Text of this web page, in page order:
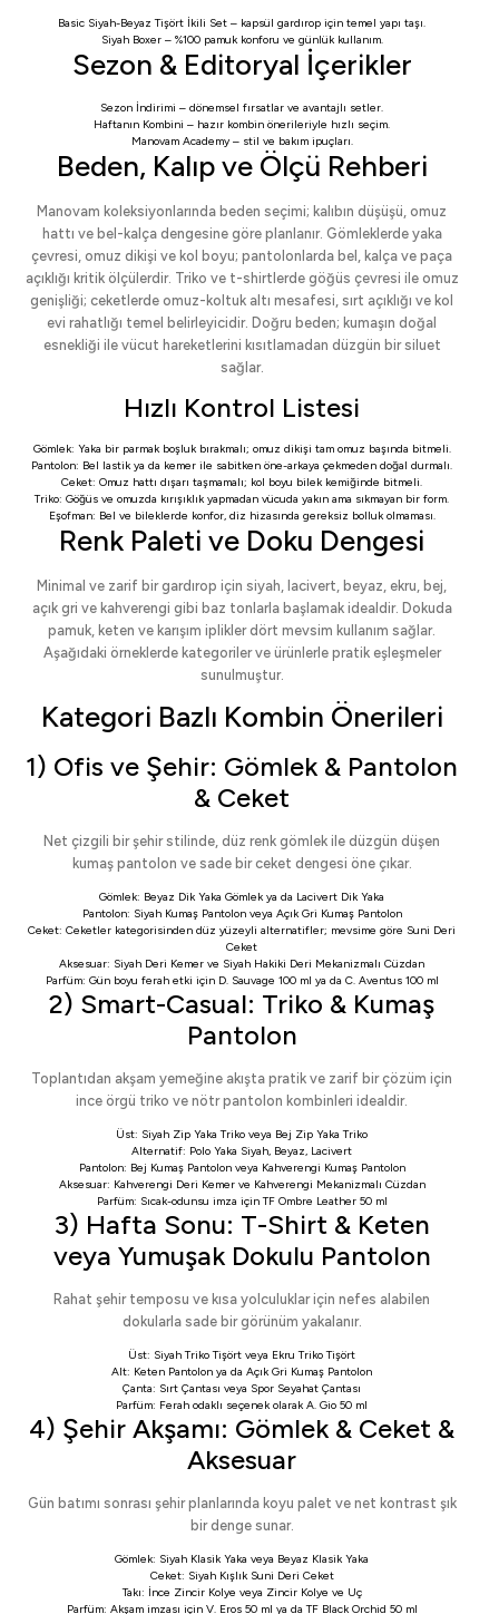
Basic Siyah-Beyaz Tişört İkili Set – kapsül gardırop için temel yapı taşı.
Siyah Boxer– %100 pamuk konforu ve günlük kullanım.
Sezon & Editoryal İçerikler
Sezon İndirimi – dönemsel fırsatlar ve avantajlı setler.
Haftanın Kombini – hazır kombin önerileriyle hızlı seçim.
Manovam Academy– stil ve bakım ipuçları.
Beden, Kalıp ve Ölçü Rehberi
Manovam koleksiyonlarında beden seçimi; kalıbın düşüşü, omuz
hattı ve bel-kalça dengesine göre planlanır. Gömleklerde yaka
çevresi, omuz dikişi ve kol boyu; pantolonlarda bel, kalça ve paça
açıklığı kritik ölçülerdir. Triko ve t-shirtlerde göğüs çevresi ile omuz
genişliği; ceketlerde omuz-koltuk altı mesafesi, sırt açıklığı ve kol
evi rahatlığı temel belirleyicidir. Doğru beden; kumaşın doğal
esnekliği ile vücut hareketlerini kısıtlamadan düzgün bir siluet
sağlar.
Hızlı Kontrol Listesi
Gömlek: Yaka bir parmak boşluk bırakmalı; omuz dikişi tam omuz başında bitmeli.
Pantolon: Bel lastik ya da kemer ile sabitken öne-arkaya çekmeden doğal durmalı.
Ceket: Omuz hattı dışarı taşmamalı; kol boyu bilek kemiğinde bitmeli.
Triko: Göğüs ve omuzda kırışıklık yapmadan vücuda yakın ama sıkmayan bir form.
Eşofman: Bel ve bileklerde konfor, diz hizasında gereksiz bolluk olmaması.
Renk Paleti ve Doku Dengesi
Minimal ve zarif bir gardırop için siyah, lacivert, beyaz, ekru, bej,
açık gri ve kahverengi gibi baz tonlarla başlamak idealdir. Dokuda
pamuk, keten ve karışım iplikler dört mevsim kullanım sağlar.
Aşağıdaki örneklerde kategoriler ve ürünlerle pratik eşleşmeler
sunulmuştur.
Kategori Bazlı Kombin Önerileri
1) Ofis ve Şehir: Gömlek & Pantolon
& Ceket
Net çizgili bir şehir stilinde, düz renk gömlek ile düzgün düşen
kumaş pantolon ve sade bir ceket dengesi öne çıkar.
Gömlek: Beyaz Dik Yaka Gömlek ya da Lacivert Dik Yaka
Pantolon: Siyah Kumaş Pantolonveya Açık Gri Kumaş Pantolon
Ceket: Ceketler kategorisinden düz yüzeyli alternatifler; mevsime göre Suni Deri
Ceket
Aksesuar: Siyah Deri Kemer ve Siyah Hakiki Deri Mekanizmalı Cüzdan
Parfüm: Gün boyu ferah etki için D. Sauvage 100 ml ya da C. Aventus 100 ml
2) Smart-Casual: Triko & Kumaş
Pantolon
Toplantıdan akşam yemeğine akışta pratik ve zarif bir çözüm için
ince örgü triko ve nötr pantolon kombinleri idealdir.
Üst: Siyah Zip Yaka Triko veya Bej Zip Yaka Triko
Alternatif: Polo Yaka Siyah, Beyaz, Lacivert
Pantolon: Bej Kumaş Pantolonveya Kahverengi Kumaş Pantolon
Aksesuar: Kahverengi Deri Kemerve Kahverengi Mekanizmalı Cüzdan
Parfüm: Sıcak-odunsu imza içinTF Ombre Leather 50 ml
3) Hafta Sonu: T-Shirt & Keten
veya Yumuşak Dokulu Pantolon
Rahat şehir temposu ve kısa yolculuklar için nefes alabilen
dokularla sade bir görünüm yakalanır.
Üst: Siyah Triko Tişört veya Ekru Triko Tişört
Alt: Keten Pantolon ya da Açık Gri Kumaş Pantolon
Çanta: Sırt Çantası veya Spor Seyahat Çantası
Parfüm: Ferah odaklı seçenek olarak A. Gio 50 ml
4) Şehir Akşamı: Gömlek & Ceket &
Aksesuar
Gün batımı sonrası şehir planlarında koyu palet ve net kontrast şık
bir denge sunar.
Gömlek: Siyah Klasik Yaka veya Beyaz Klasik Yaka
Ceket: Siyah Kışlık Suni Deri Ceket
Takı: İnce Zincir Kolye veya Zincir Kolye ve Uç
Parfüm: Akşam imzası için V. Eros 50 ml ya daTF Black Orchid 50 ml